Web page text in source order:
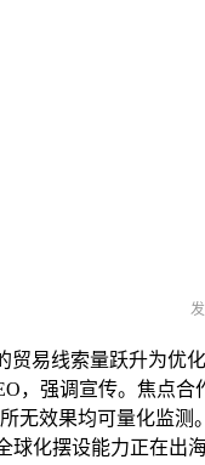
易线索量跃升为优
，强调宣传。焦点合
无效果均可量化监测
球化摆设能力正在出